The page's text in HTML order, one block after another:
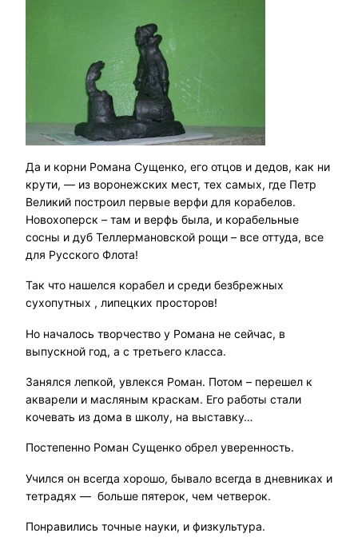
Да и корни Романа Сущенко, его отцов и дедов, как ни
крути, — из воронежских мест, тех самых, где Петр
Великий построил первые верфи для корабелов.
Новохоперск – там и верфь была, и корабельные
сосны и дуб Теллермановской рощи – все оттуда, все
для Русского Флота!
Так что нашелся корабел и среди безбрежных
сухопутных , липецких просторов!
Но началось творчество у Романа не сейчас, в
выпускной год, а с третьего класса.
Занялся лепкой, увлекся Роман. Потом – перешел к
акварели и масляным краскам. Его работы стали
кочевать из дома в школу, на выставку…
Постепенно Роман Сущенко обрел уверенность.
Учился он всегда хорошо, бывало всегда в дневниках и
тетрадях — больше пятерок, чем четверок.
Понравились точные науки, и физкультура.